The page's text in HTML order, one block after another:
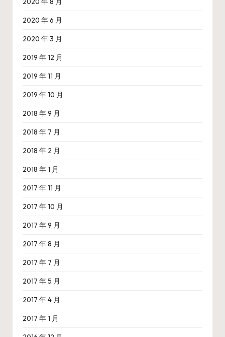
2020 年 6 月
2020 年 3 月
2019 年 12 月
2019 年 11 月
2019 年 10 月
2018 年 9 月
2018 年 7 月
2018 年 2 月
2018 年 1 月
2017 年 11 月
2017 年 10 月
2017 年 9 月
2017 年 8 月
2017 年 7 月
2017 年 5 月
2017 年 4 月
2017 年 1 月